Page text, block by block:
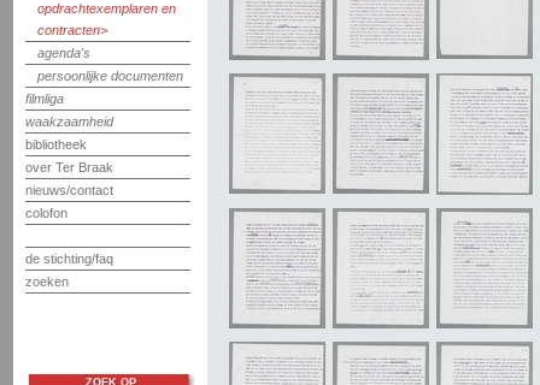
opdrachtexemplaren en
contracten
agenda's
persoonlijke documenten
filmliga
waakzaamheid
bibliotheek
over Ter Braak
nieuws/contact
colofon
de stichting/faq
zoeken
ZOEK OP